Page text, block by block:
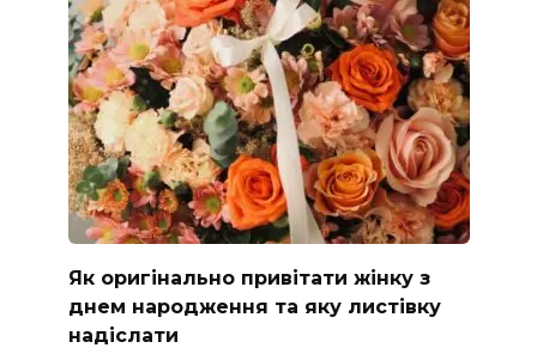
Як оригінально привітати жінку з
днем народження та яку листівку
надіслати